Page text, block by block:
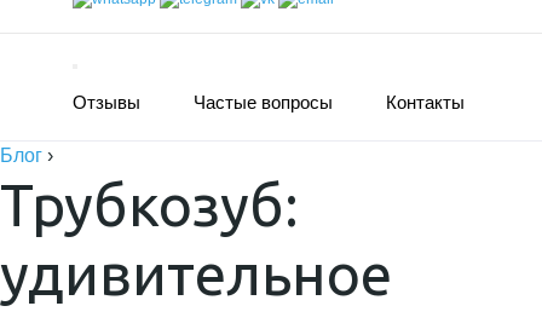
Отзывы Частые вопросы Контакты
Блог ›
Трубкозуб:
удивительное